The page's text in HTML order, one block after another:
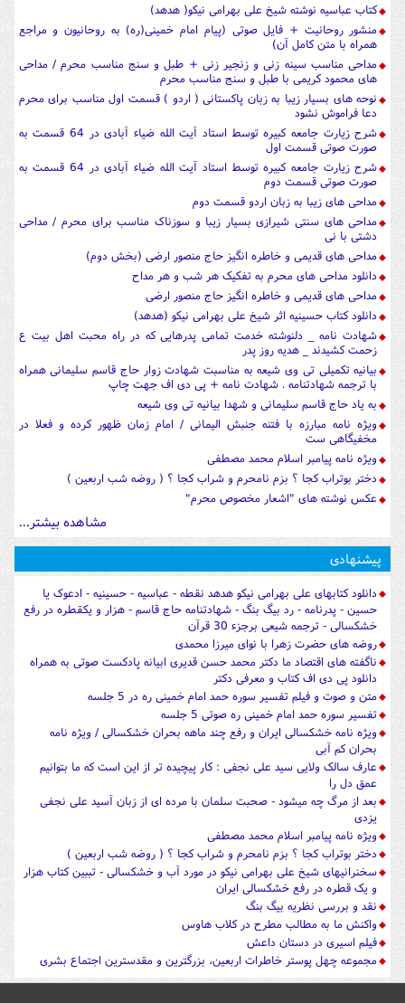
کتاب عباسیه نوشته شیخ علی بهرامی نیکو( هدهد)
منشور روحانیت + فایل صوتی (پیام امام خمینی(ره) به روحانیون و مراجع
همراه با متن کامل آن)
مداحی مناسب سینه زنی و زنجیر زنی + طبل و سنج مناسب محرم / مداحی
های محمود کریمی با طبل و سنج مناسب محرم
نوحه های بسیار زیبا به زبان پاکستانی ( اردو ) قسمت اول مناسب برای محرم
دعا فراموش نشود
شرح زیارت جامعه کبیره توسط استاد آیت الله ضیاء آبادی در 64 قسمت به
صورت صوتی قسمت اول
شرح زیارت جامعه کبیره توسط استاد آیت الله ضیاء آبادی در 64 قسمت به
صورت صوتی قسمت دوم
مداحی های زیبا به زبان اردو قسمت دوم
مداحی های سنتی شیرازی بسیار زیبا و سوزناک مناسب برای محرم / مداحی
دشتی با نی
مداحی های قدیمی و خاطره انگیز حاج منصور ارضی (بخش دوم)
دانلود مداحی های محرم به تفکیک هر شب و هر مداح
مداحی های قدیمی و خاطره انگیز حاج منصور ارضی
دانلود کتاب حسینیه اثر شیخ علی بهرامی نیکو (هدهد)
شهادت نامه _ دلنوشته خدمت تمامی پدرهایی که در راه محبت اهل بیت ع
زحمت کشیدند _ هدیه روز پدر
بیانیه تکمیلی تی وی شیعه به مناسبت شهادت زوار حاج قاسم سلیمانی همراه
با ترجمه شهادتنامه . شهادت نامه + پی دی اف جهت چاپ
به یاد حاج قاسم سلیمانی و شهدا بیانیه تی وی شیعه
ویژه نامه مبارزه با فتنه جنبش الیمانی / امام زمان ظهور کرده و فعلا در
مخفیگاهی ست
ویژه نامه پیامبر اسلام محمد مصطفی
دختر بوتراب کجا ؟ بزم نامحرم و شراب کجا ؟ ( روضه شب اربعین )
عکس نوشته های "اشعار مخصوص محرم"
مشاهده بیشتر...
پیشنهادی
دانلود کتابهای علی بهرامی نیکو هدهد نقطه - عباسیه - حسینیه - ادعوک یا
حسین - پدرنامه - رد بیگ بنگ - شهادتنامه حاج قاسم - هزار و یکقطره در رفع
خشکسالی - ترجمه شیعی برجزء 30 قرآن
روضه های حضرت زهرا با نوای میرزا محمدی
ناگفته های اقتصاد ما دکتر محمد حسن قدیری ابیانه پادکست صوتی به همراه
دانلود پی دی اف کتاب و معرفی دکتر
متن و صوت و فیلم تفسیر سوره حمد امام خمینی ره در 5 جلسه
تفسیر سوره حمد امام خمینی ره صوتی 5 جلسه
ویژه نامه خشکسالی ایران و رفع چند ماهه بحران خشکسالی / ویژه نامه
بحران کم آبی
عارف سالک ولایی سید علی نجفی : کار پیچیده تر از این است که ما بتوانیم
عمق دل را
بعد از مرگ چه میشود - صحبت سلمان با مرده ای از زبان آسید علی نجفی
یزدی
ویژه نامه پیامبر اسلام محمد مصطفی
دختر بوتراب کجا ؟ بزم نامحرم و شراب کجا ؟ ( روضه شب اربعین )
سخنرانیهای شیخ علی بهرامی نیکو در مورد آب و خشکسالی - تببین کتاب هزار
و یک قطره در رفع خشکسالی ایران
نقد و بررسی نظریه بیگ بنگ
واکنش ما به مطالب مطرح در کلاب هاوس
فیلم اسیری در دستان داعش
مجموعه چهل پوستر خاطرات اربعین، بزرگترین و مقدسترین اجتماع بشری